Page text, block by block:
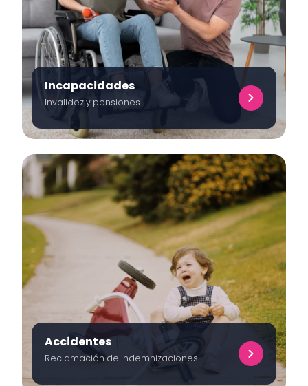
Incapacidades
Invalidez y pensiones
Accidentes
Reclamación de indemnizaciones